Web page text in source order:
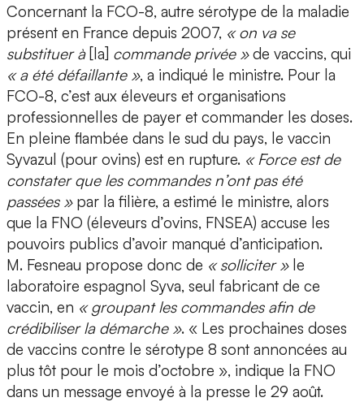
Concernant la FCO-8, autre sérotype de la maladie
présent en France depuis 2007, « on va se
substituer à [la] commande privée »de vaccins, qui
« a été défaillante », a indiqué le ministre. Pour la
FCO-8, c’est aux éleveurs et organisations
professionnelles de payer et commander les doses.
En pleine flambée dans le sud du pays, le vaccin
Syvazul (pour ovins) est en rupture. « Force est de
constater que les commandes n’ont pas été
passées »par la filière, a estimé le ministre, alors
que la FNO (éleveurs d’ovins, FNSEA) accuse les
pouvoirs publics d’avoir manqué d’anticipation.
M. Fesneau propose donc de « solliciter »le
laboratoire espagnol Syva, seul fabricant de ce
vaccin, en « groupant les commandes afin de
crédibiliser la démarche ». « Les prochaines doses
de vaccins contre le sérotype 8 sont annoncées au
plus tôt pour le mois d’octobre », indique la FNO
dans un message envoyé à la presse le 29 août.